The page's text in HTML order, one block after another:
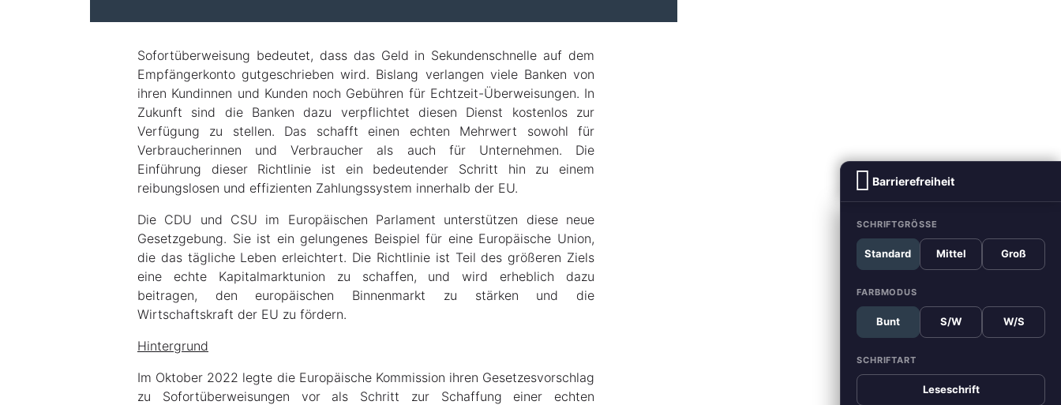
Barrierefreiheit
SCHRIFTGRÖSSE
Standard Mittel Groß
FARBMODUS
Bunt S/W W/S
SCHRIFTART
Leseschrift
Sofortüberweisung bedeutet, dass das Geld in Sekundenschnelle auf dem
Empfängerkonto gutgeschrieben wird. Bislang verlangen viele Banken von
ihren Kundinnen und Kunden noch Gebühren für Echtzeit-Überweisungen. In
Zukunft sind die Banken dazu verpflichtet diesen Dienst kostenlos zur
Verfügung zu stellen. Das schafft einen echten Mehrwert sowohl für
Verbraucherinnen und Verbraucher als auch für Unternehmen. Die
Einführung dieser Richtlinie ist ein bedeutender Schritt hin zu einem
reibungslosen und effizienten Zahlungssystem innerhalb der EU.
Die CDU und CSU im Europäischen Parlament unterstützen diese neue
Gesetzgebung. Sie ist ein gelungenes Beispiel für eine Europäische Union,
die das tägliche Leben erleichtert. Die Richtlinie ist Teil des größeren Ziels
eine echte Kapitalmarktunion zu schaffen, und wird erheblich dazu
beitragen, den europäischen Binnenmarkt zu stärken und die
Wirtschaftskraft der EU zu fördern.
Hintergrund
Im Oktober 2022 legte die Europäische Kommission ihren Gesetzesvorschlag
zu Sofortüberweisungen vor als Schritt zur Schaffung einer echten